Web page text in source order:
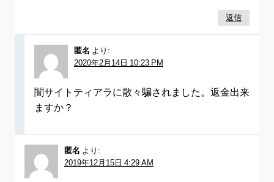
返信
匿名 より:
2020年2月14日 10:23 PM
闇サイトティアラに散々騙されました。返金出来
ますか？
匿名 より:
2019年12月15日 4:29 AM